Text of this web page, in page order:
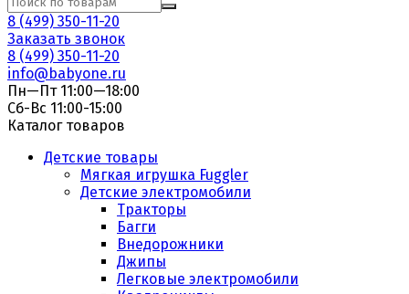
8 (499) 350-11-20
Заказать звонок
8 (499) 350-11-20
info@babyone.ru
Пн—Пт 11:00—18:00
Сб-Вс 11:00-15:00
Каталог товаров
Детские товары
Мягкая игрушка Fuggler
Детские электромобили
Тракторы
Багги
Внедорожники
Джипы
Легковые электромобили